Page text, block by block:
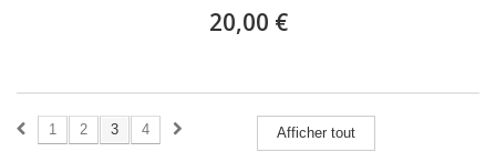
20,00 €
Afficher tout
1 2 3 4